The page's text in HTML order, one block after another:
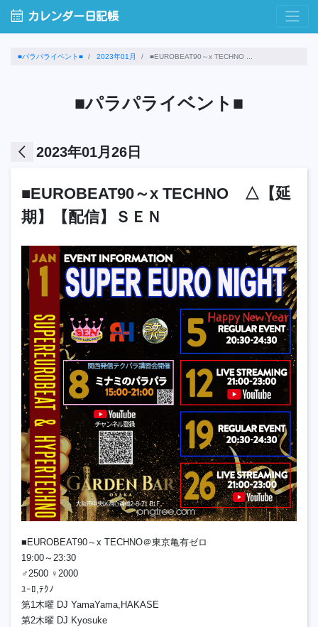
calendar_month カレンダー日記帳
■パラパライベント■ 2023年01月 ■EUROBEAT90～x TECHNO ...
■パラパライベント■
arrow_back_ios 2023年01月26日
■EUROBEAT90～x TECHNO △【延
期】【配信】ＳＥＮ
■EUROBEAT90～x TECHNO＠東京亀有ゼロ
19:00～23:30
♂2500 ♀2000
ﾕｰﾛ,ﾃｸﾉ
第1木曜 DJ YamaYama,HAKASE
第2木曜 DJ Kyosuke